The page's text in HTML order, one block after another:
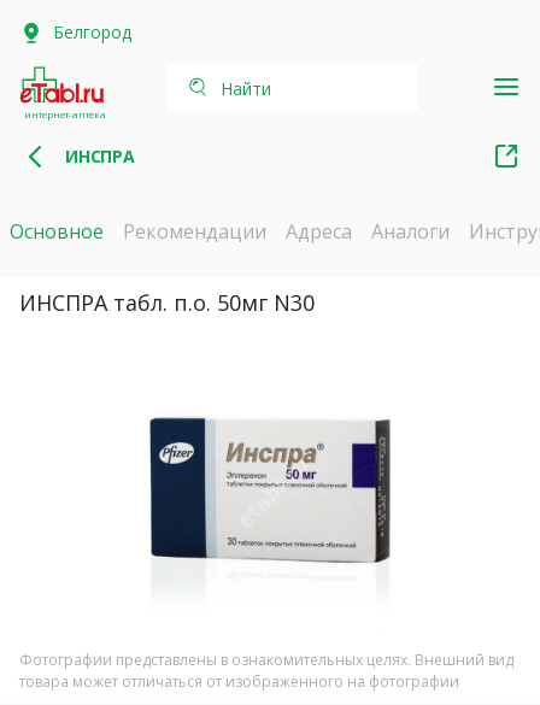
Белгород
интернет-аптека
Найти
ИНСПРА
Основное Рекомендации Адреса Аналоги
ИНСПРА табл. п.о. 50мг N30
Фотографии представлены в ознакомительных целях. Внешний вид
товара может отличаться от изображенного на фотографии